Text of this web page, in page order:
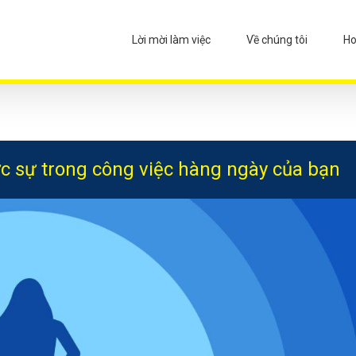
Lời mời làm việc Về chúng tôi
sự trong công việc hàng ngày của bạn